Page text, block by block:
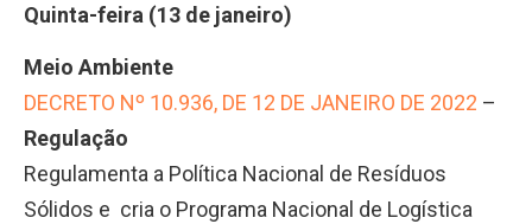
Quinta-feira (13 de janeiro)
Meio Ambiente
DECRETO Nº 10.936, DE 12 DE JANEIRO DE 2022 –
Regulação
Regulamenta a Política Nacional de Resíduos
Sólidos e cria o Programa Nacional de Logística